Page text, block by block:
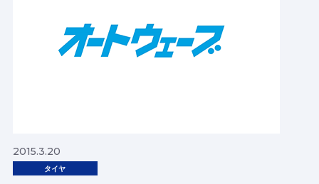
2015.3.20
タイヤ